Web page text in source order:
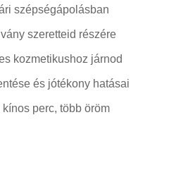
szépségápolásban
szeretteid részére
kozmetikushoz járnod
és jótékony hatásai
kínos perc, több öröm